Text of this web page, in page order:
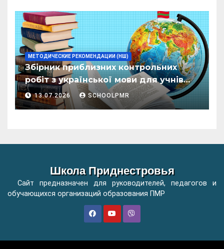
МЕТОДИЧЕСКИЕ РЕКОМЕНДАЦИИ (НШ)
Збірник приблизних контрольних
робіт з української мови для учнів
початкових класів організацій
загальної освіти
13.07.2026 SCHOOLPMR
Школа Приднестровья
Сайт предназначен для руководителей, педагогов и
обучающихся организаций образования ПМР